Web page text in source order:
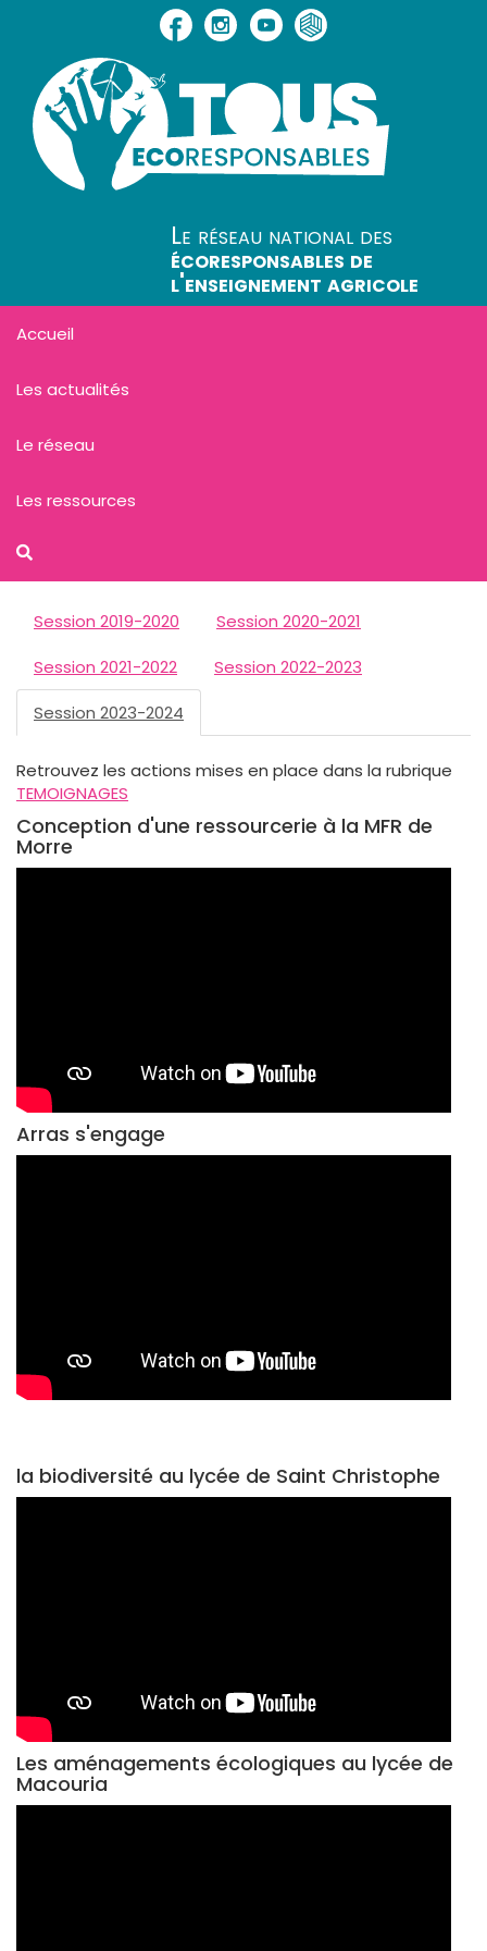
Session 2019-2020
Session 2020-2021
Session 2021-2022
Session 2022-2023
Session 2023-2024
Retrouvez les actions mises en place dans la rubrique
TEMOIGNAGES
Conception d'une ressourcerie à la MFR de
Morre
Arras s'engage
la biodiversité au lycée de Saint Christophe
Les aménagements écologiques au lycée de
Macouria
Le réseau national des
écoresponsables de
l'enseignement agricole
Accueil
Les actualités
Le réseau
Les ressources